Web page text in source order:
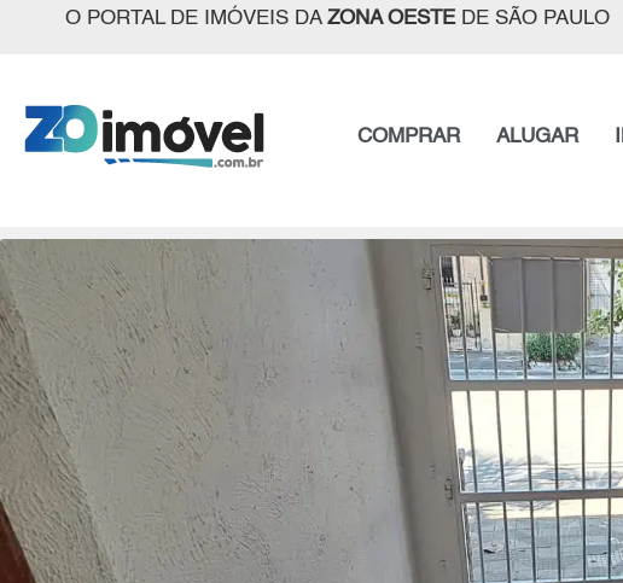
O PORTAL DE IMÓVEIS DA ZONA OESTEDE SÃO PAULO
COMPRAR ALUGAR